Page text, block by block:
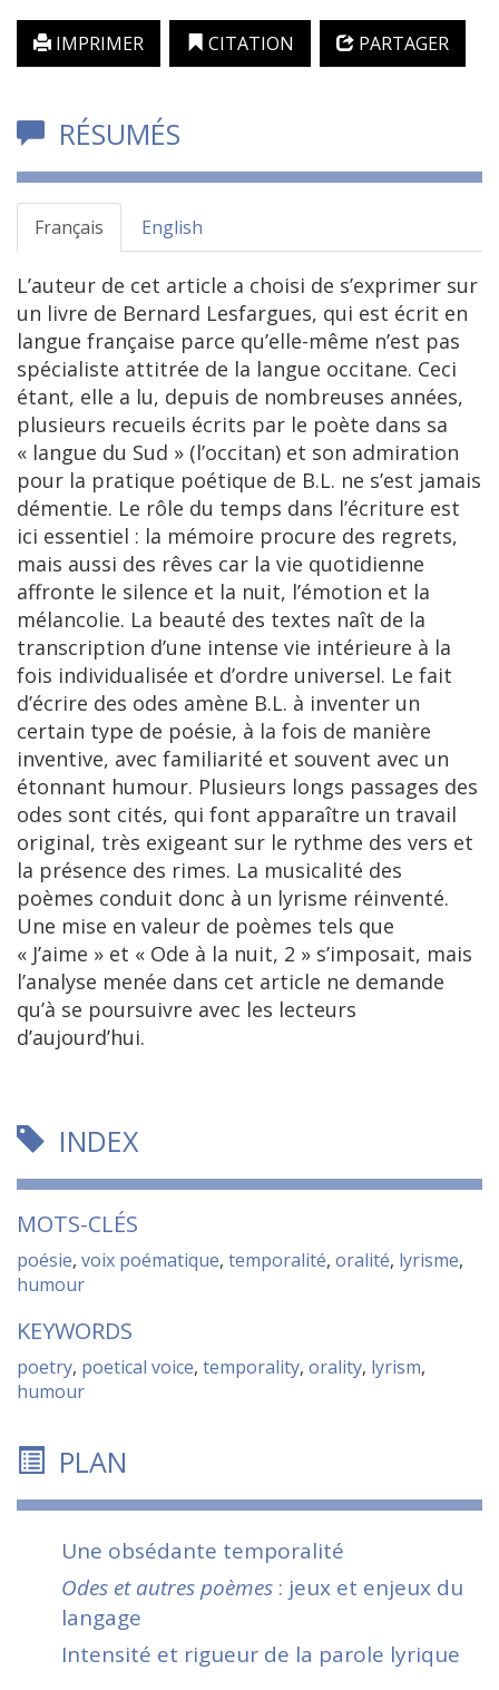
IMPRIMER CITATION PARTAGER
RÉSUMÉS
Français English
L’auteur de cet article a choisi de s’exprimer sur
un livre de Bernard Lesfargues, qui est écrit en
langue française parce qu’elle-même n’est pas
spécialiste attitrée de la langue occitane. Ceci
étant, elle a lu, depuis de nombreuses années,
plusieurs recueils écrits par le poète dans sa
« langue du Sud » (l’occitan) et son admiration
pour la pratique poétique de B.L. ne s’est jamais
démentie. Le rôle du temps dans l’écriture est
ici essentiel : la mémoire procure des regrets,
mais aussi des rêves car la vie quotidienne
affronte le silence et la nuit, l’émotion et la
mélancolie. La beauté des textes naît de la
transcription d’une intense vie intérieure à la
fois individualisée et d’ordre universel. Le fait
d’écrire des odes amène B.L. à inventer un
certain type de poésie, à la fois de manière
inventive, avec familiarité et souvent avec un
étonnant humour. Plusieurs longs passages des
odes sont cités, qui font apparaître un travail
original, très exigeant sur le rythme des vers et
la présence des rimes. La musicalité des
poèmes conduit donc à un lyrisme réinventé.
Une mise en valeur de poèmes tels que
« J’aime » et « Ode à la nuit, 2 » s’imposait, mais
l’analyse menée dans cet article ne demande
qu’à se poursuivre avec les lecteurs
d’aujourd’hui.
INDEX
MOTS-CLÉS
poésie, voix poématique, temporalité, oralité, lyrisme,
humour
KEYWORDS
poetry, poetical voice, temporality, orality, lyrism,
humour
PLAN
Une obsédante temporalité
Odes et autres poèmes : jeux et enjeux du
langage
Intensité et rigueur de la parole lyrique